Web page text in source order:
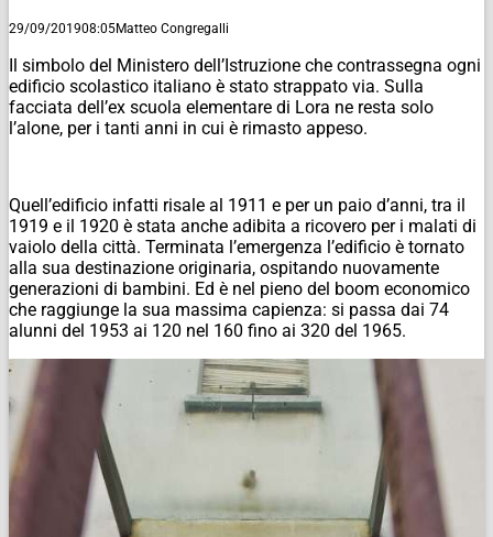
29/09/201908:05Matteo Congregalli
Il simbolo del Ministero dell’Istruzione che contrassegna ogni
edificio scolastico italiano è stato strappato via. Sulla
facciata dell’ex scuola elementare di Lora ne resta solo
l’alone, per i tanti anni in cui è rimasto appeso.
Quell’edificio infatti risale al 1911 e per un paio d’anni, tra il
1919 e il 1920 è stata anche adibita a ricovero per i malati di
vaiolo della città. Terminata l’emergenza l’edificio è tornato
alla sua destinazione originaria, ospitando nuovamente
generazioni di bambini. Ed è nel pieno del boom economico
che raggiunge la sua massima capienza: si passa dai 74
alunni del 1953 ai 120 nel 160 fino ai 320 del 1965.